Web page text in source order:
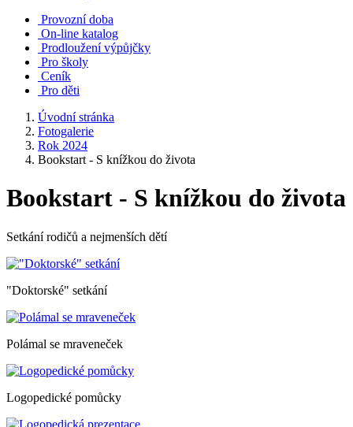
Provozní doba
On-line katalog
Prodloužení výpůjčky
Pro školy
Ceník
Pro děti
Úvodní stránka
Fotogalerie
Rok 2024
Bookstart - S knížkou do života
Bookstart - S knížkou do života
Setkání rodičů a nejmenších dětí
"Doktorské" setkání
Polámal se mraveneček
Logopedické pomůcky